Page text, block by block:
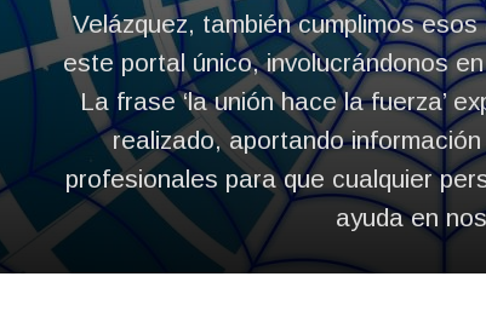
Velázquez, también cumplimos
este portal único, involucrándonos
La frase ‘la unión hace la fuerza’
realizado, aportando
profesionales para que cualquier
ayuda en